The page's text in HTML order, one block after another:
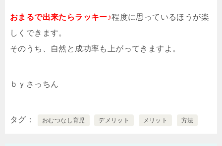
おまるで出来たらラッキー♪程度に思っているほうが楽
しくできます。
そのうち、自然と成功率も上がってきますよ。
ｂｙさっちん
タグ おむつなし育児 デメリット メリット 方法